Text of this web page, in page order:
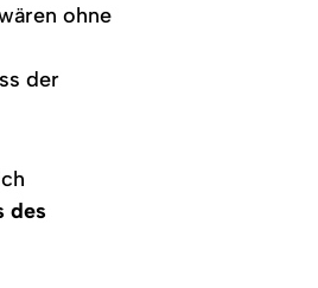
ohne
der
des